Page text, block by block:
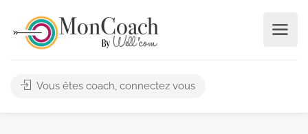
Vous êtes coach, connectez vous